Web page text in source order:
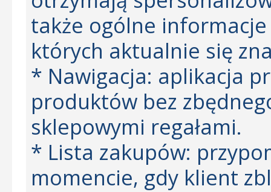
także ogólne
których aktualnie się
* Nawigacja: aplikacja
produktów bez
sklepowymi regałami.
* Lista zakupów:
momencie, gdy klient